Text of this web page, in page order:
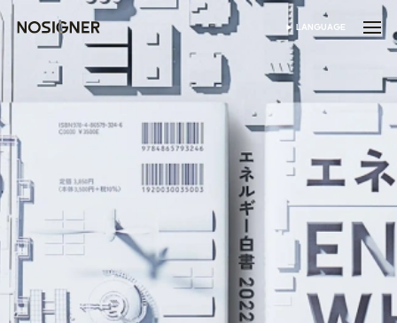
होम भाषा चुनें
LANGUAGE